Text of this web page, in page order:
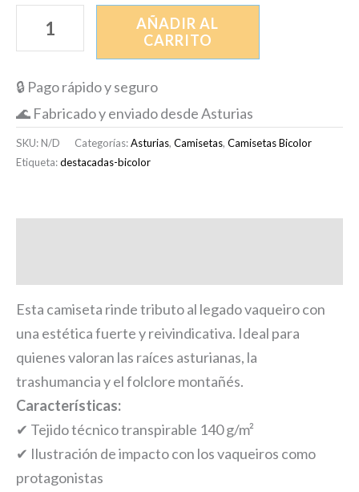
AÑADIR AL
CARRITO
🔒 Pago rápido y seguro
🌊 Fabricado y enviado desde Asturias
SKU:N/D Categorías:Asturias, Camisetas, Camisetas Bicolor
Etiqueta:destacadas-bicolor
Esta camiseta rinde tributo al legado vaqueiro con
una estética fuerte y reivindicativa. Ideal para
quienes valoran las raíces asturianas, la
trashumancia y el folclore montañés.
Características:
✔ Tejido técnico transpirable 140 g/m²
✔ Ilustración de impacto con los vaqueiros como
protagonistas